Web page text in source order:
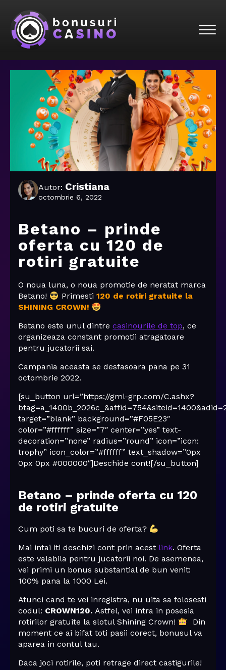
Autor: Cristiana
octombrie 6, 2022
Betano – prinde
oferta cu 120 de
rotiri gratuite
O noua luna, o noua promotie de neratat marca
Betano!
Primesti 120 de rotiri gratuite la
SHINING CROWN!
Betano este unul dintrecasinourile de top, ce
organizeaza constant promotii atragatoare
pentru jucatorii sai.
Campania aceasta se desfasoara pana pe 31
octombrie 2022.
[su_button url=”https://gml-grp.com/C.ashx?
target=”blank” background=”#F05E23″
color=”#ffffff” size=”7″ center=”yes” text-
decoration=”none” radius=”round” icon=”icon:
trophy” icon_color=”#ffffff” text_shadow=”0px
0px 0px #000000″]Deschide cont![/su_button]
Betano – prinde oferta cu 120
de rotiri gratuite
Cum poti sa te bucuri de oferta?
Mai intai iti deschizi cont prin acest link. Oferta
este valabila pentru jucatorii noi. De asemenea,
vei primi un bonus substantial de bun venit:
100% pana la 1000 Lei.
Atunci cand te vei inregistra, nu uita sa folosesti
codul: CROWN120.Astfel, vei intra in posesia
rotirilor gratuite la slotul Shining Crown!
Din
moment ce ai bifat toti pasii corect, bonusul va
aparea in contul tau.
Daca joci rotirile, poti retrage direct castigurile!